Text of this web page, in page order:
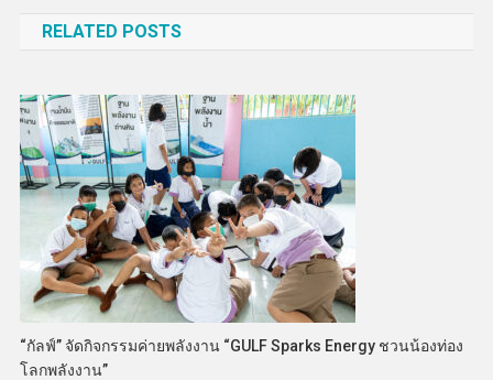
RELATED POSTS
“กัลฟ์” จัดกิจกรรมค่ายพลังงาน “GULF Sparks Energy ชวนน้องท่อง
โลกพลังงาน”